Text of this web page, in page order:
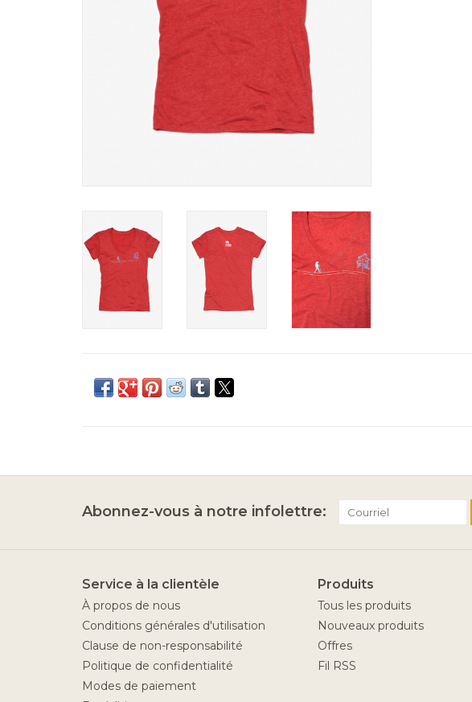
Abonnez-vous à notre infolettre:
Service à la clientèle
À propos de nous
Conditions générales d'utilisation
Clause de non-responsabilité
Politique de confidentialité
Modes de paiement
Produits
Tous les produits
Nouveaux produits
Offres
Fil RSS